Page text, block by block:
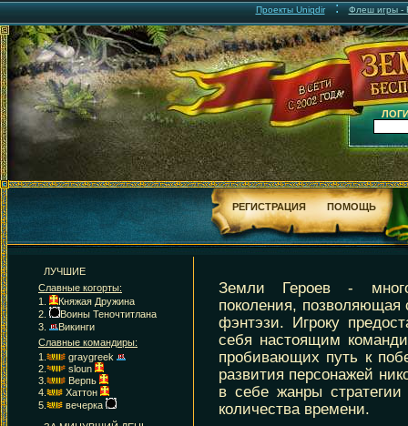
Проекты Uniqdir : Флеш игры -
РЕГИСТРАЦИЯ ПОМОЩЬ